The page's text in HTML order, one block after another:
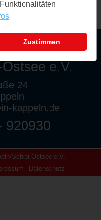
e.V.
24
kappeln.de
920930
Schlei-Ostsee e.V.
Datenschutz
Zustimmen